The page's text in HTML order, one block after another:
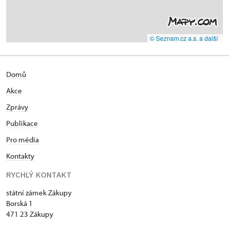
© Seznam.cz a.s. a další
Domů
Akce
Zprávy
Publikace
Pro média
Kontakty
RYCHLÝ KONTAKT
státní zámek Zákupy
Borská 1
471 23 Zákupy